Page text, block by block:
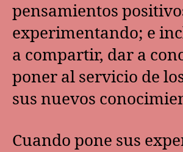
pensamientos
experimentando; e
a compartir, dar a
poner al servicio de
sus nuevos
Cuando pone sus